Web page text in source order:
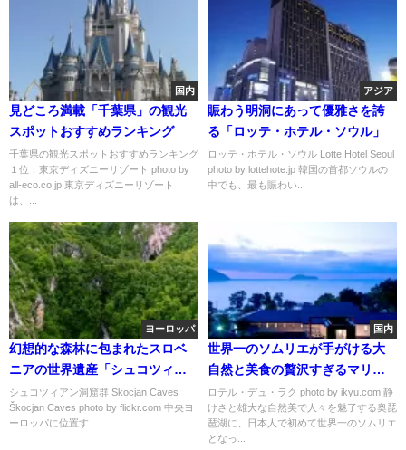
国内
見どころ満載「千葉県」の観光
スポットおすすめランキング
千葉県の観光スポットおすすめランキング
１位：東京ディズニーリゾート photo by
all-eco.co.jp 東京ディズニーリゾート
は、...
アジア
賑わう明洞にあって優雅さを誇
る「ロッテ・ホテル・ソウル」
ロッテ・ホテル・ソウル Lotte Hotel Seoul
photo by lottehote.jp 韓国の首都ソウルの
中でも、最も賑わい...
ヨーロッパ
幻想的な森林に包まれたスロベ
ニアの世界遺産「シュコツィア
ン洞窟群」
シュコツィアン洞窟群 Skocjan Caves
Škocjan Caves photo by flickr.com 中央ヨ
ーロッパに位置す...
国内
世界一のソムリエが手がける大
自然と美食の贅沢すぎるマリア
ージュを堪能する「ロテル・デ
ュ・ラク」
ロテル・デュ・ラク photo by ikyu.com 静
けさと雄大な自然美で人々を魅了する奥琵
琶湖に、日本人で初めて世界一のソムリエ
となっ...